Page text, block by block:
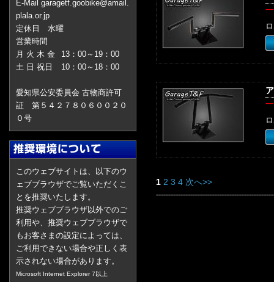
E-Mail garagetf.goobike@amail.
plala.or.jp
定休日 水曜
営業時間
月 火 木 金
13：00～19：00
土 日 祝日
10：00～18：00
愛知県公安委員会 古物商許可
証 第５４２７８０６００２０
０号
このウェブサイトは、以下のウ
ェブブラウザでご覧いただくこ
とを推奨いたします。
推奨ウェブブラウザ以外でのご
利用や、推奨ウェブブラウザで
もお客さまの設定によっては、
ご利用できない場合や正しく表
示されない場合があります。
Microsoft Internet Explorer 7以上
1 2 3 4 次へ>>